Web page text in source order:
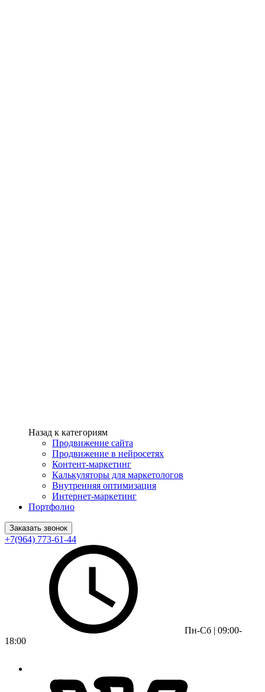
Назад к категориям
Продвижение сайта
Продвижение в нейросетях
Контент-маркетинг
Калькуляторы для маркетологов
Внутренняя оптимизация
Интернет-маркетинг
Портфолио
Заказать звонок
+7(964) 773-61-44
Пн-Сб | 09:00-
18:00